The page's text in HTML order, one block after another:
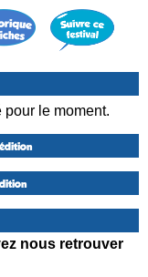
le moment.
nous retrouver